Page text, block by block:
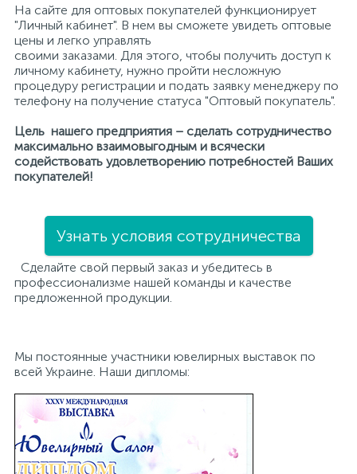
На сайте для оптовых покупателей функционирует
"Личный кабинет". В нем вы сможете увидеть оптовые
цены и легко управлять
своими заказами. Для этого, чтобы получить доступ к
личному кабинету, нужно пройти несложную
процедуру регистрации и подать заявку менеджеру по
телефону на получение статуса "Оптовый покупатель".
Цель нашего предприятия – сделать сотрудничество
максимально взаимовыгодным и всячески
содействовать удовлетворению потребностей Ваших
покупателей!
Узнать условия сотрудничества
Сделайте свой первый заказ и убедитесь в
профессионализме нашей команды и качестве
предложенной продукции.
Мы постоянные участники ювелирных выставок по
всей Украине. Наши дипломы:
Серебряные аксессуары
Серебряные сувениры